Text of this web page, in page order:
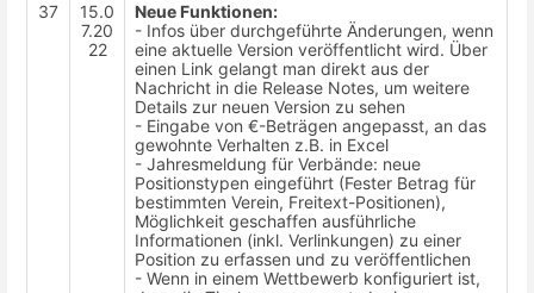
37
15.0
7.20
22
Neue Funktionen:
- Infos über durchgeführte Änderungen, wenn
eine aktuelle Version veröffentlicht wird. Über
einen Link gelangt man direkt aus der
Nachricht in die Release Notes, um weitere
Details zur neuen Version zu sehen
- Eingabe von €-Beträgen angepasst, an das
gewohnte Verhalten z.B. in Excel
- Jahresmeldung für Verbände: neue
Positionstypen eingeführt (Fester Betrag für
bestimmten Verein, Freitext-Positionen),
Möglichkeit geschaffen ausführliche
Informationen (inkl. Verlinkungen) zu einer
Position zu erfassen und zu veröffentlichen
- Wenn in einem Wettbewerb konfiguriert ist,